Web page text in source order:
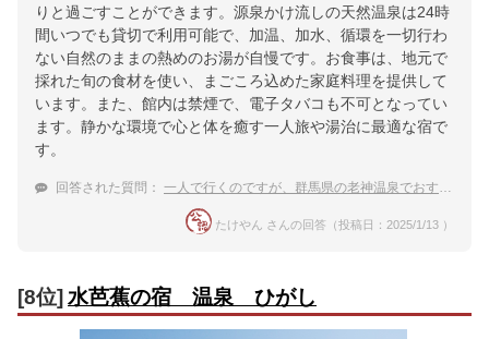
りと過ごすことができます。源泉かけ流しの天然温泉は24時
間いつでも貸切で利用可能で、加温、加水、循環を一切行わ
ない自然のままの熱めのお湯が自慢です。お食事は、地元で
採れた旬の食材を使い、まごころ込めた家庭料理を提供して
います。また、館内は禁煙で、電子タバコも不可となってい
ます。静かな環境で心と体を癒す一人旅や湯治に最適な宿で
す。
回答された質問： 一人で行くのですが、群馬県の老神温泉でおすすめの宿ありますか？
たけやん さんの回答（投稿日：2025/1/13 ）
[8位] 水芭蕉の宿 温泉 ひがし